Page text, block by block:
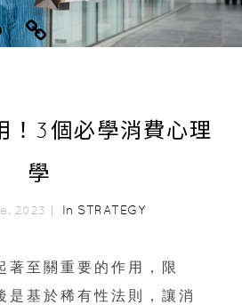
！3個必學消費心理
學
2023｜ In STRATEGY
著至關重要的作用，限
是基於稀有性法則，讓消